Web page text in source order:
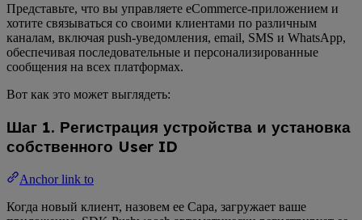
Представьте, что вы управляете eCommerce-приложением и
хотите связываться со своими клиентами по различным
каналам, включая push-уведомления, email, SMS и WhatsApp,
обеспечивая последовательные и персонализированные
сообщения на всех платформах.
Вот как это может выглядеть:
Шаг 1. Регистрация устройства и установка
собственного User ID
Anchor link to
Когда новый клиент, назовем ее Сара, загружает ваше